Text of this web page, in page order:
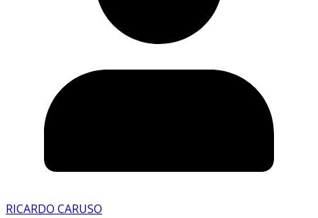
RICARDO CARUSO